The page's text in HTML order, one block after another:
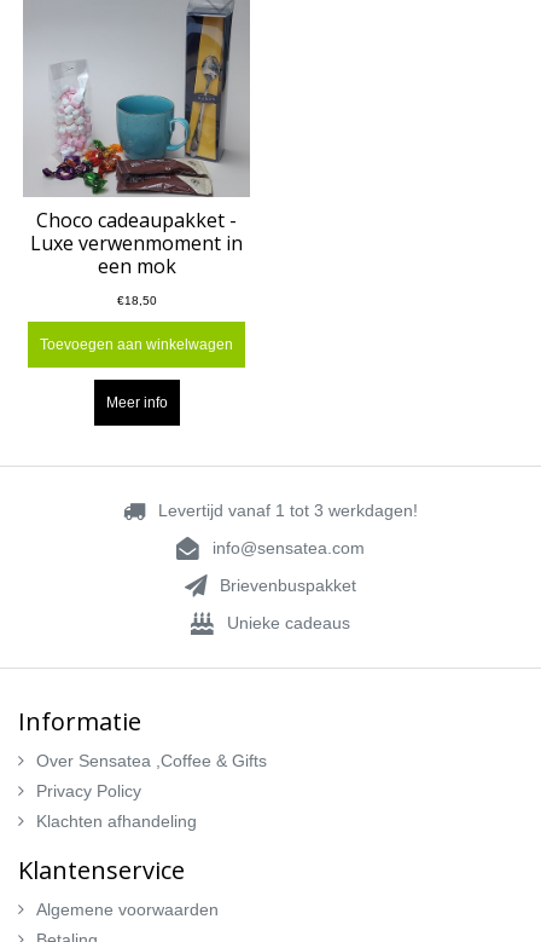
Choco cadeaupakket -
Luxe verwenmoment in
een mok
€18,50
Toevoegen aan winkelwagen
Meer info
Levertijd vanaf 1 tot 3 werkdagen!
info@sensatea.com
Brievenbuspakket
Unieke cadeaus
Informatie
Over Sensatea ,Coffee & Gifts
Privacy Policy
Klachten afhandeling
Klantenservice
Algemene voorwaarden